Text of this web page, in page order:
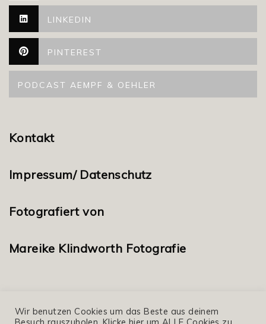
LINKEDIN
PINTEREST
PODCAST AEMPF & OEHLER
Kontakt
Impressum/ Datenschutz
Fotografiert von
Mareike Klindworth Fotografie
Wir benutzen Cookies um das Beste aus deinem